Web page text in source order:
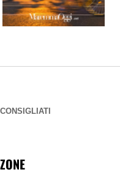
CONSIGLIATI
ZONE